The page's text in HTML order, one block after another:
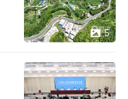
5